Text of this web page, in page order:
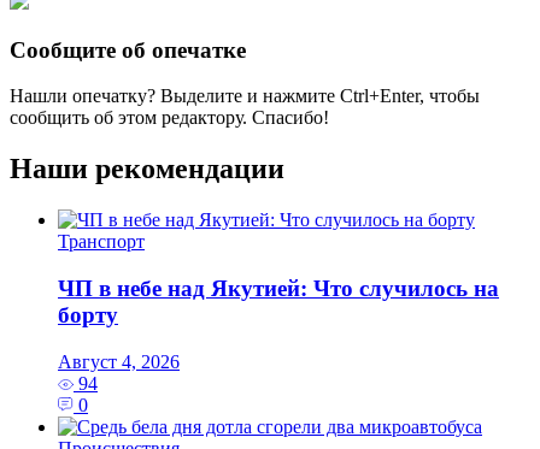
Сообщите об опечатке
Нашли опечатку? Выделите и нажмите Ctrl+Enter, чтобы
сообщить об этом редактору. Спасибо!
Наши рекомендации
Транспорт
ЧП в небе над Якутией: Что случилось на
борту
Август 4, 2026
94
0